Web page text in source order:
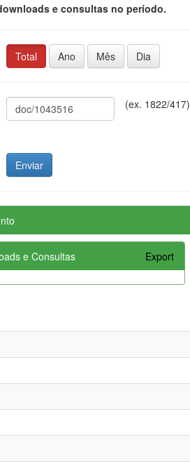
e consultas no período.
Total Ano Mês Dia
(ex. 1822/417)
e Consultas Export